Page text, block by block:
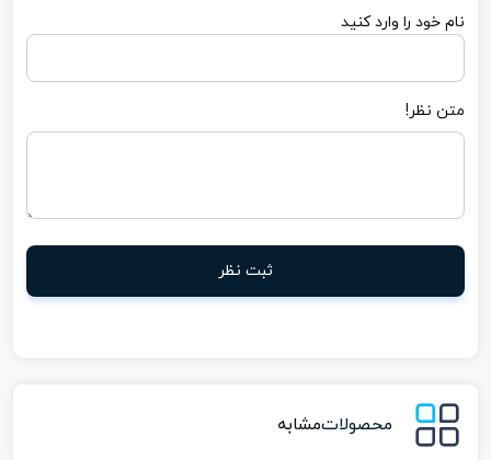
نام خود را وارد کنید
متن نظر!
ثبت نظر
محصولاتمشابه